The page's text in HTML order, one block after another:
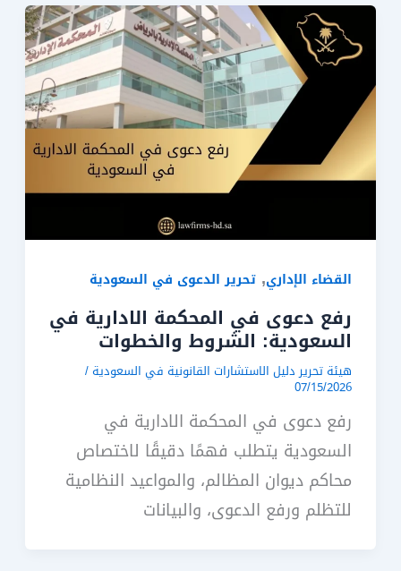
القضاء الإداري, تحرير الدعوى في السعودية
رفع دعوى في المحكمة الادارية في
السعودية: الشروط والخطوات
هيئة تحرير دليل الاستشارات القانونية في السعودية /
07/15/2026
رفع دعوى في المحكمة الادارية في
السعودية يتطلب فهمًا دقيقًا لاختصاص
محاكم ديوان المظالم، والمواعيد النظامية
للتظلم ورفع الدعوى، والبيانات